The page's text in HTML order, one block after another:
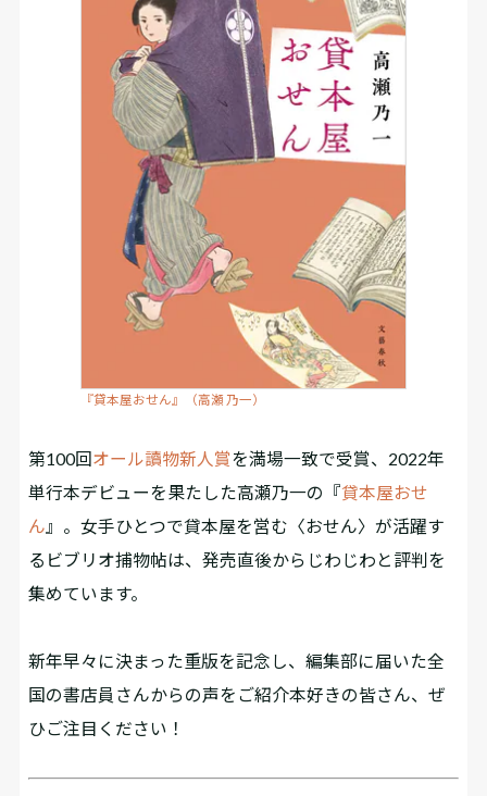
『貸本屋おせん』（高瀬 乃一）
第100回オール讀物新人賞を満場一致で受賞、2022年
単行本デビューを果たした高瀬乃一の『貸本屋おせ
ん 』。女手ひとつで貸本屋を営む〈おせん〉が活躍す
るビブリオ捕物帖は、発売直後からじわじわと評判を
集めています。
新年早々に決まった重版を記念し、編集部に届いた全
国の書店員さんからの声をご紹介――本好きの皆さん、ぜ
ひご注目ください！